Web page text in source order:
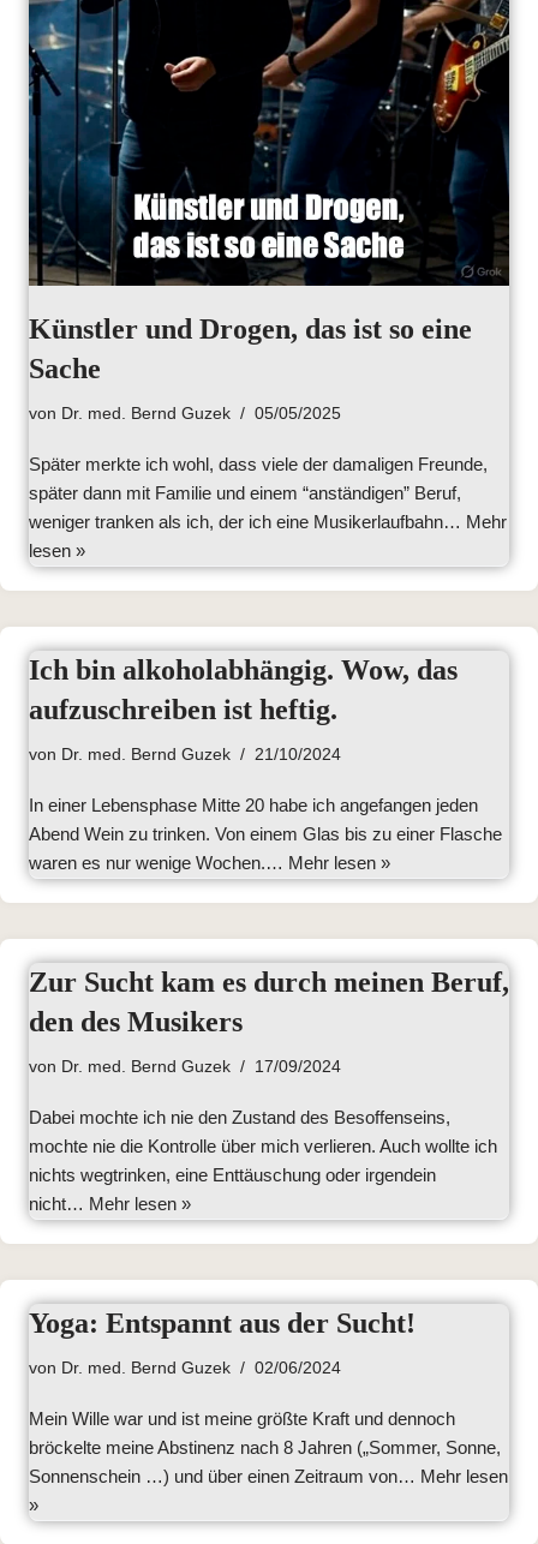
Künstler und Drogen, das ist so eine
Sache
von Dr. med. Bernd Guzek 05/05/2025
Später merkte ich wohl, dass viele der damaligen Freunde,
später dann mit Familie und einem “anständigen” Beruf,
weniger tranken als ich, der ich eine Musikerlaufbahn… Mehr
lesen »
Ich bin alkoholabhängig. Wow, das
aufzuschreiben ist heftig.
von Dr. med. Bernd Guzek 21/10/2024
In einer Lebensphase Mitte 20 habe ich angefangen jeden
Abend Wein zu trinken. Von einem Glas bis zu einer Flasche
waren es nur wenige Wochen.… Mehr lesen »
Zur Sucht kam es durch meinen Beruf,
den des Musikers
von Dr. med. Bernd Guzek 17/09/2024
Dabei mochte ich nie den Zustand des Besoffenseins,
mochte nie die Kontrolle über mich verlieren. Auch wollte ich
nichts wegtrinken, eine Enttäuschung oder irgendein
nicht… Mehr lesen »
Yoga: Entspannt aus der Sucht!
von Dr. med. Bernd Guzek 02/06/2024
Mein Wille war und ist meine größte Kraft und dennoch
bröckelte meine Abstinenz nach 8 Jahren („Sommer, Sonne,
Sonnenschein …) und über einen Zeitraum von… Mehr lesen
»